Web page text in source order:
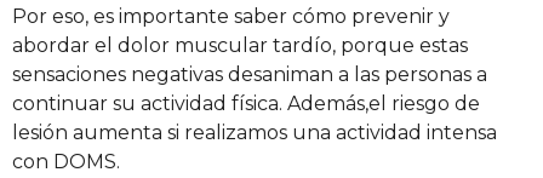
Por eso, es importante saber cómo prevenir y
abordar el dolor muscular tardío, porque estas
sensaciones negativas desaniman a las personas a
continuar su actividad física. Además,el riesgo de
lesión aumenta si realizamos una actividad intensa
con DOMS.